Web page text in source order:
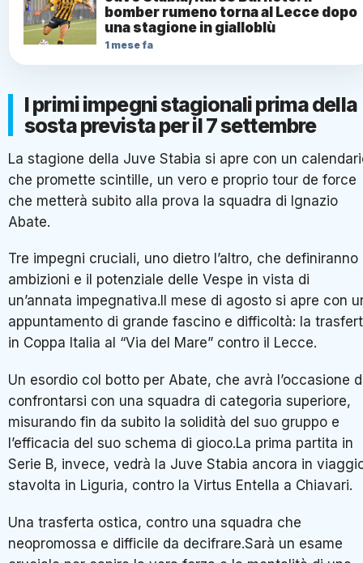
bomber rumeno torna al Lecce dopo
una stagione in gialloblù
1 mese fa
I primi impegni stagionali prima della
sosta prevista per il 7 settembre
La stagione della Juve Stabia si apre con un
che promette scintille, un vero e proprio tour de force
che metterà subito alla prova la squadra di Ignazio
Abate.
Tre impegni cruciali, uno dietro l’altro, che definiranno
ambizioni e il potenziale delle Vespe in vista di
un’annata impegnativa.Il mese di agosto si apre con
appuntamento di grande fascino e difficoltà: la
in Coppa Italia al “Via del Mare” contro il Lecce.
Un esordio col botto per Abate, che avrà l’occasione
confrontarsi con una squadra di categoria superiore,
misurando fin da subito la solidità del suo gruppo e
l’efficacia del suo schema di gioco.La prima partita in
Serie B, invece, vedrà la Juve Stabia ancora in
stavolta in Liguria, contro la Virtus Entella a Chiavari.
Una trasferta ostica, contro una squadra che
neopromossa e difficile da decifrare.Sarà un esame